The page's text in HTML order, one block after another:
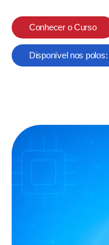
Conhecer o Curso
Disponível nos